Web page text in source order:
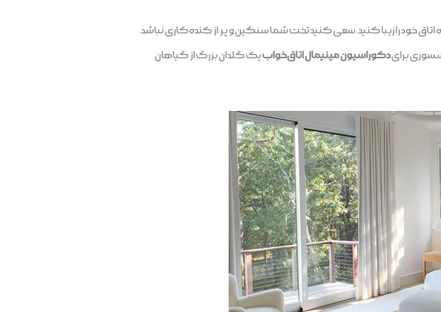
اتاق خود را زیبا کنید. سعی کنید تخت شما سنگین و پر از کنده‌کاری نباشد.
برایدکوراسیون مینیمال اتاق‌خوابیک گلدان بزرگ از گیاهان